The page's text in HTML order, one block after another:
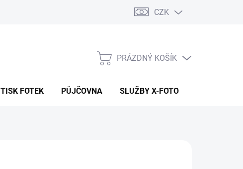
CZK
NÁKUPNÍ
PRÁZDNÝ KOŠÍK
TISK FOTEK PŮJČOVNA SLUŽBY X-FOTO